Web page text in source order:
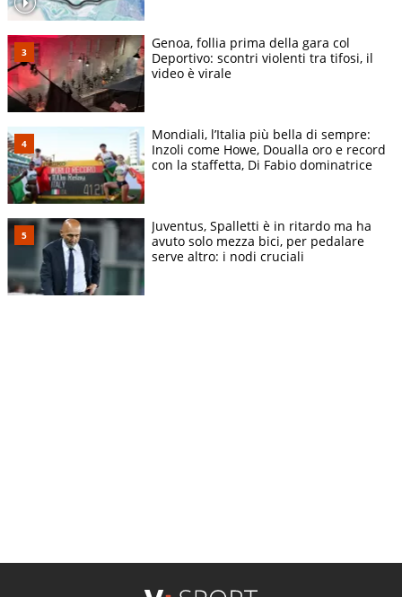
Genoa, follia prima della gara col
Deportivo: scontri violenti tra tifosi, il
video è virale
Mondiali, l’Italia più bella di sempre:
Inzoli come Howe, Doualla oro e record
con la staffetta, Di Fabio dominatrice
Juventus, Spalletti è in ritardo ma ha
avuto solo mezza bici, per pedalare
serve altro: i nodi cruciali